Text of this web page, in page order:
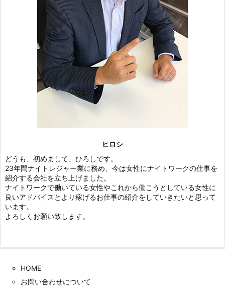
ヒロシ
どうも、初めまして、ひろしです。
23年間ナイトレジャー業に務め、今は女性にナイトワークの仕事を
紹介する会社を立ち上げました。
ナイトワークで働いている女性やこれから働こうとしている女性に
良いアドバイスとより稼げるお仕事の紹介をしていきたいと思って
います。
よろしくお願い致します。
HOME
お問い合わせについて